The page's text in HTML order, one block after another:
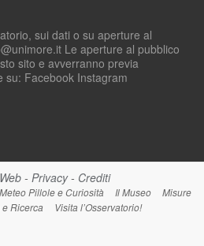
sui dati o su aperture al
Le aperture al pubblico
sito e avverranno previa
su: Facebook Instagram
- Privacy- Crediti
Meteo Pillole e Curiosità Il Museo
Misure
Ricerca Visita l’Osservatorio!